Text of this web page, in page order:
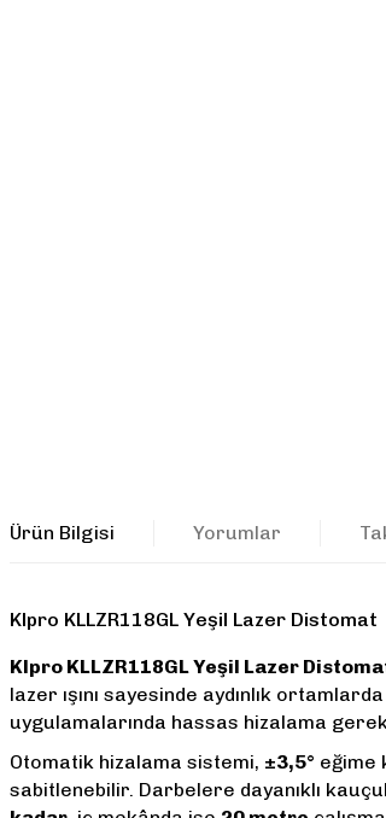
Ürün Bilgisi Yorumlar
Klpro KLLZR118GL Yeşil Lazer Distomat
Klpro KLLZR118GL Yeşil Lazer
lazer ışını sayesinde aydınlık
uygulamalarında hassas hizalama
Otomatik hizalama sistemi, ±3,5° eğime
sabitlenebilir. Darbelere dayanıklı